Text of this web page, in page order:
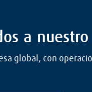
a
global, con